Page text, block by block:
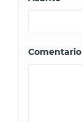
Comentario